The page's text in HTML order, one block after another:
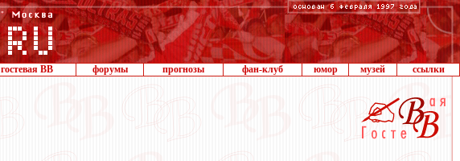
гостевая ВВ форумы прогнозы фан-клуб юмор музей ссылки